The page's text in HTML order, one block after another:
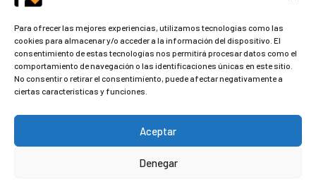
Para ofrecer las mejores experiencias, utilizamos tecnologías como las
cookies para almacenar y/o acceder a la información del dispositivo. El
consentimiento de estas tecnologías nos permitirá procesar datos como el
comportamiento de navegación o las identificaciones únicas en este sitio.
No consentir o retirar el consentimiento, puede afectar negativamente a
ciertas características y funciones.
Aceptar
Denegar
contacto@kds.cloud
www.kds.cloud
Plaza Libertad 8Entreplanta, Oficina
3,31004 Pamplona,
by Kaizen Development Solutions ·